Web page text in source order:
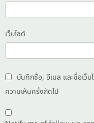
เว็บไซต์
บันทึกชื่อ, อีเมล และชื่อเว็
ความเห็นครั้งถัดไป